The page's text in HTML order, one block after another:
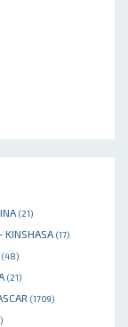
(21)
KINSHASA (17)
(48)
(21)
(1709)